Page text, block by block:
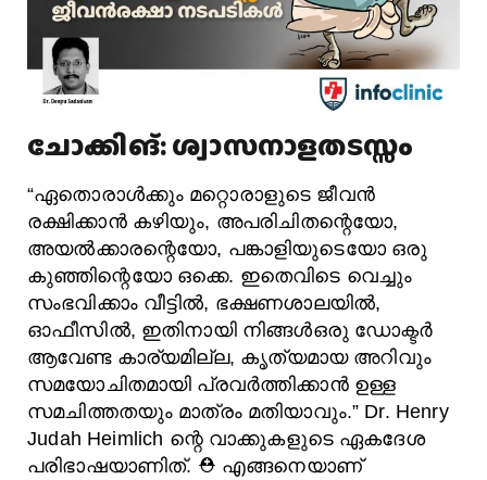
ചോക്കിങ്: ശ്വാസനാളതടസ്സം
“ഏതൊരാള്‍ക്കും മറ്റൊരാളുടെ ജീവന്‍
രക്ഷിക്കാന്‍ കഴിയും, അപരിചിതന്റെയോ,
അയല്‍ക്കാരന്റെയോ, പങ്കാളിയുടെയോ ഒരു
കുഞ്ഞിന്റെയോ ഒക്കെ. ഇതെവിടെ വെച്ചും
സംഭവിക്കാം വീട്ടില്‍, ഭക്ഷണശാലയില്‍,
ഓഫീസില്‍, ഇതിനായി നിങ്ങള്‍ഒരു ഡോക്ടര്‍
ആവേണ്ട കാര്യമില്ല, കൃത്യമായ അറിവും
സമയോചിതമായി പ്രവര്‍ത്തിക്കാന്‍ ഉള്ള
സമചിത്തതയും മാത്രം മതിയാവും.” Dr. Henry
Judah Heimlich ന്റെ വാക്കുകളുടെ ഏകദേശ
പരിഭാഷയാണിത്. ⛑ എങ്ങനെയാണ്